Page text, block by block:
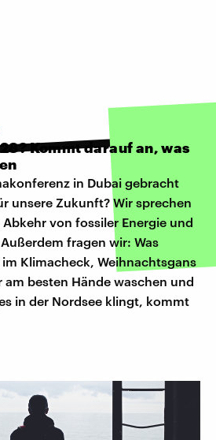
Kommt darauf an, was
in Dubai gebracht
unsere Zukunft? Wir sprechen
von fossiler Energie und
fragen wir: Was
Klimacheck, Weihnachtsgans
am besten Hände waschen und
in der Nordsee klingt, kommt